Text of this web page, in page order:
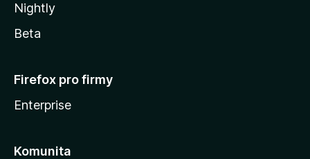
Nightly
Beta
Firefox pro firmy
Enterprise
Komunita